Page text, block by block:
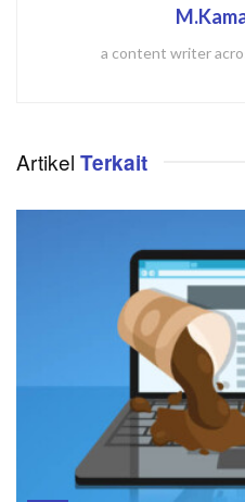
a content writer
Artikel Terkait